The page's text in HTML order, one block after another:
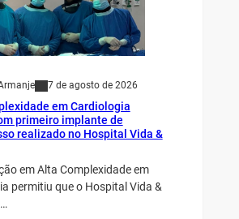
7 de agosto de 2026
em Cardiologia
primeiro implante de
realizado no Hospital Vida &
em Alta Complexidade em
permitiu que o Hospital Vida &